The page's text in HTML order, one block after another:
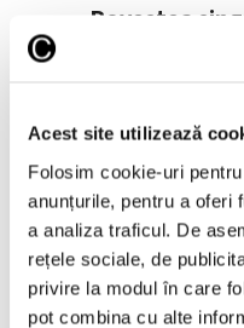
Acest site utilizează
Folosim cookie-uri
anunțurile, pentru a oferi
a analiza traficul. De
rețele sociale, de
privire la modul în care
pot combina cu alte
Povestea